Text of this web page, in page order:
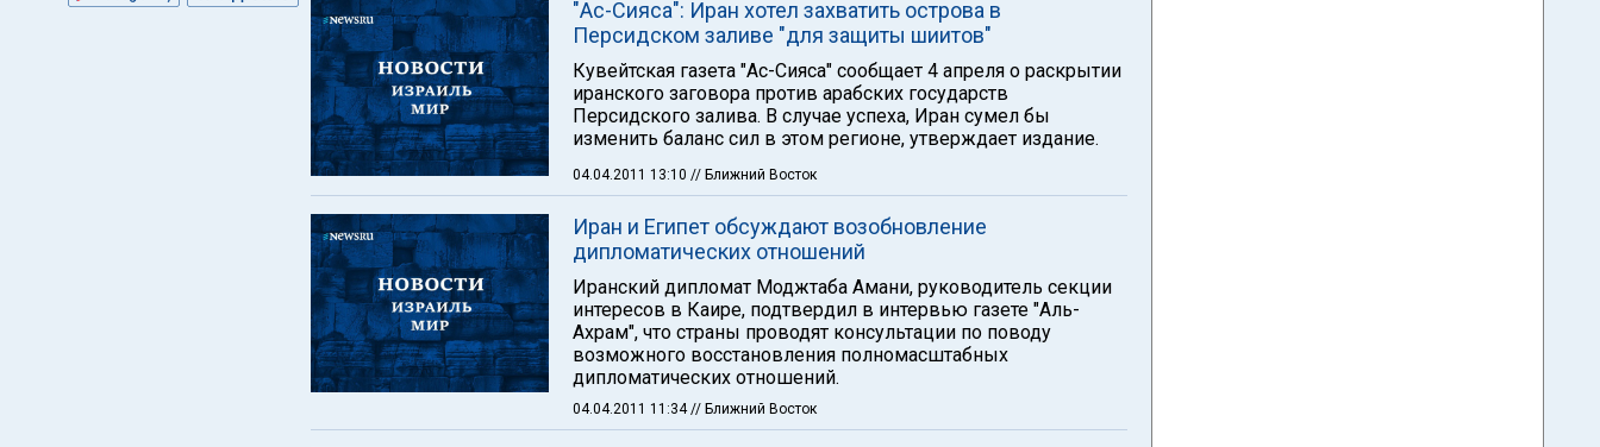
"Ас-Сияса": Иран хотел захватить острова в
Персидском заливе "для защиты шиитов"
Кувейтская газета "Ас-Сияса" сообщает 4 апреля о раскрытии
иранского заговора против арабских государств
Персидского залива. В случае успеха, Иран сумел бы
изменить баланс сил в этом регионе, утверждает издание.
04.04.2011 13:10 // Ближний Восток
Иран и Египет обсуждают возобновление
дипломатических отношений
Иранский дипломат Моджтаба Амани, руководитель секции
интересов в Каире, подтвердил в интервью газете "Аль-
Ахрам", что страны проводят консультации по поводу
возможного восстановления полномасштабных
дипломатических отношений.
04.04.2011 11:34// Ближний Восток